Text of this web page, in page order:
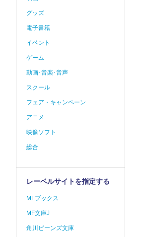
グッズ
電子書籍
イベント
ゲーム
動画･音楽･音声
スクール
フェア・キャンペーン
アニメ
映像ソフト
総合
レーベルサイトを指定する
MFブックス
MF文庫J
角川ビーンズ文庫